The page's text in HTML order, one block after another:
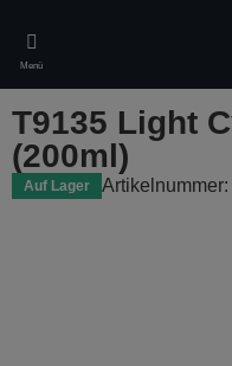
main
content
Menü
T9135 Light
(200ml)
Auf Lager